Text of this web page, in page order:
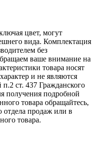
цвет, могут
вида. Комплектация
без
ваше внимание на
товара носят
и не являются
ст. 437 Гражданского
получения подробной
товара обращайтесь,
отдела продаж или в
товара.